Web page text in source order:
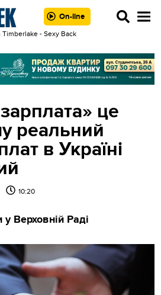
On-line
- Sexy Back
це
реальний
в Україні
10:20
Верховній Раді